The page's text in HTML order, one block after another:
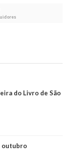
do Livro de São
outubro